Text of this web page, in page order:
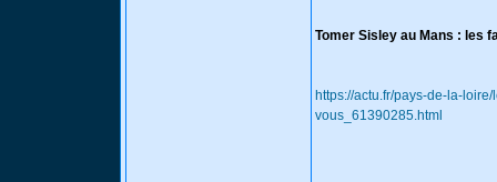
Tomer Sisley au Mans : les
https://actu.fr/pays-de-la-
vous_61390285.html